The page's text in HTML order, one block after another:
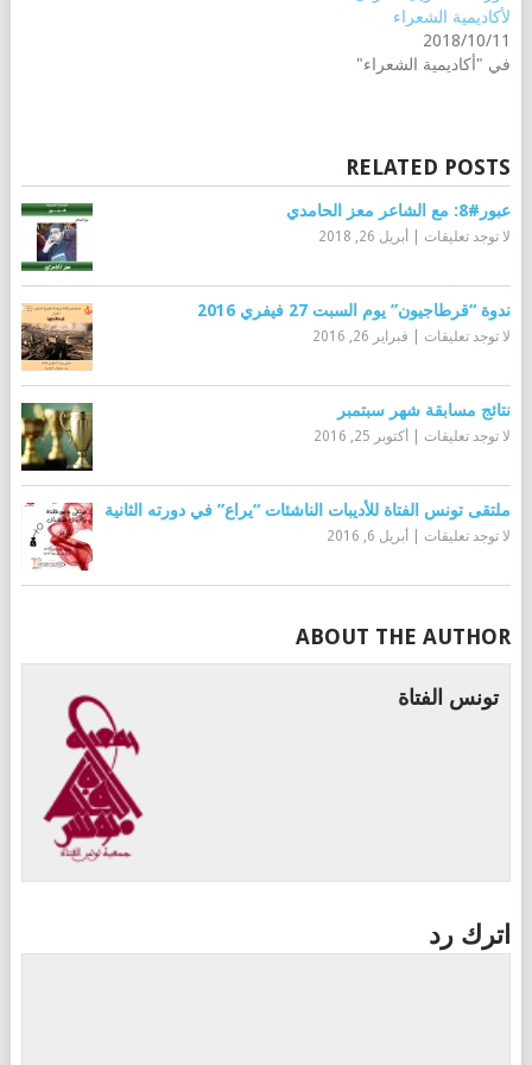
لأكاديمية الشعراء
2018/10/11
في "أكاديمية الشعراء"
RELATED POSTS
عبور#8: مع الشاعر معز الحامدي
لا توجد تعليقات أبريل 26, 2018
ندوة “قرطاجيون” يوم السبت 27 فيفري 2016
لا توجد تعليقات فبراير 26, 2016
نتائج مسابقة شهر سبتمبر
لا توجد تعليقات أكتوبر 25, 2016
ملتقى تونس الفتاة للأديبات الناشئات “يراع” في دورته الثانية
لا توجد تعليقات أبريل 6, 2016
ABOUT THE AUTHOR
تونس الفتاة
اترك رد